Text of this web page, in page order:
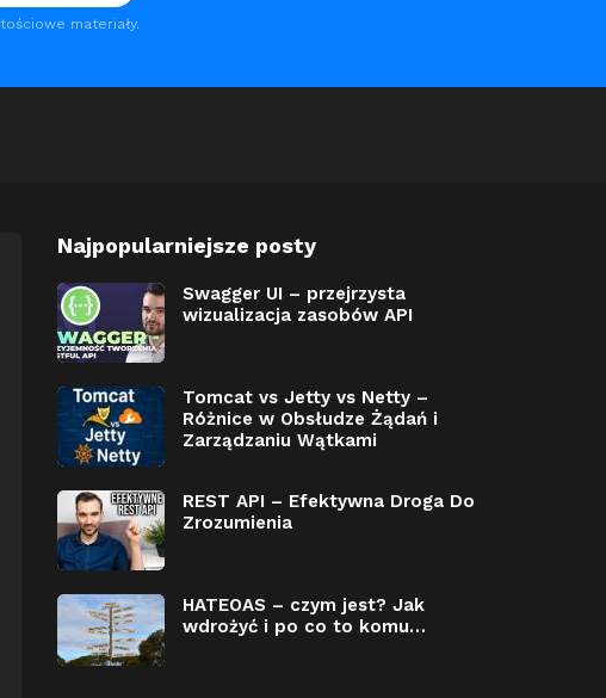
materiały.
Najpopularniejsze posty
Swagger UI – przejrzysta
wizualizacja zasobów API
Tomcat vs Jetty vs Netty –
Różnice w Obsłudze Żądań i
Zarządzaniu Wątkami
REST API – Efektywna Droga Do
Zrozumienia
HATEOAS – czym jest? Jak
wdrożyć i po co to komu…